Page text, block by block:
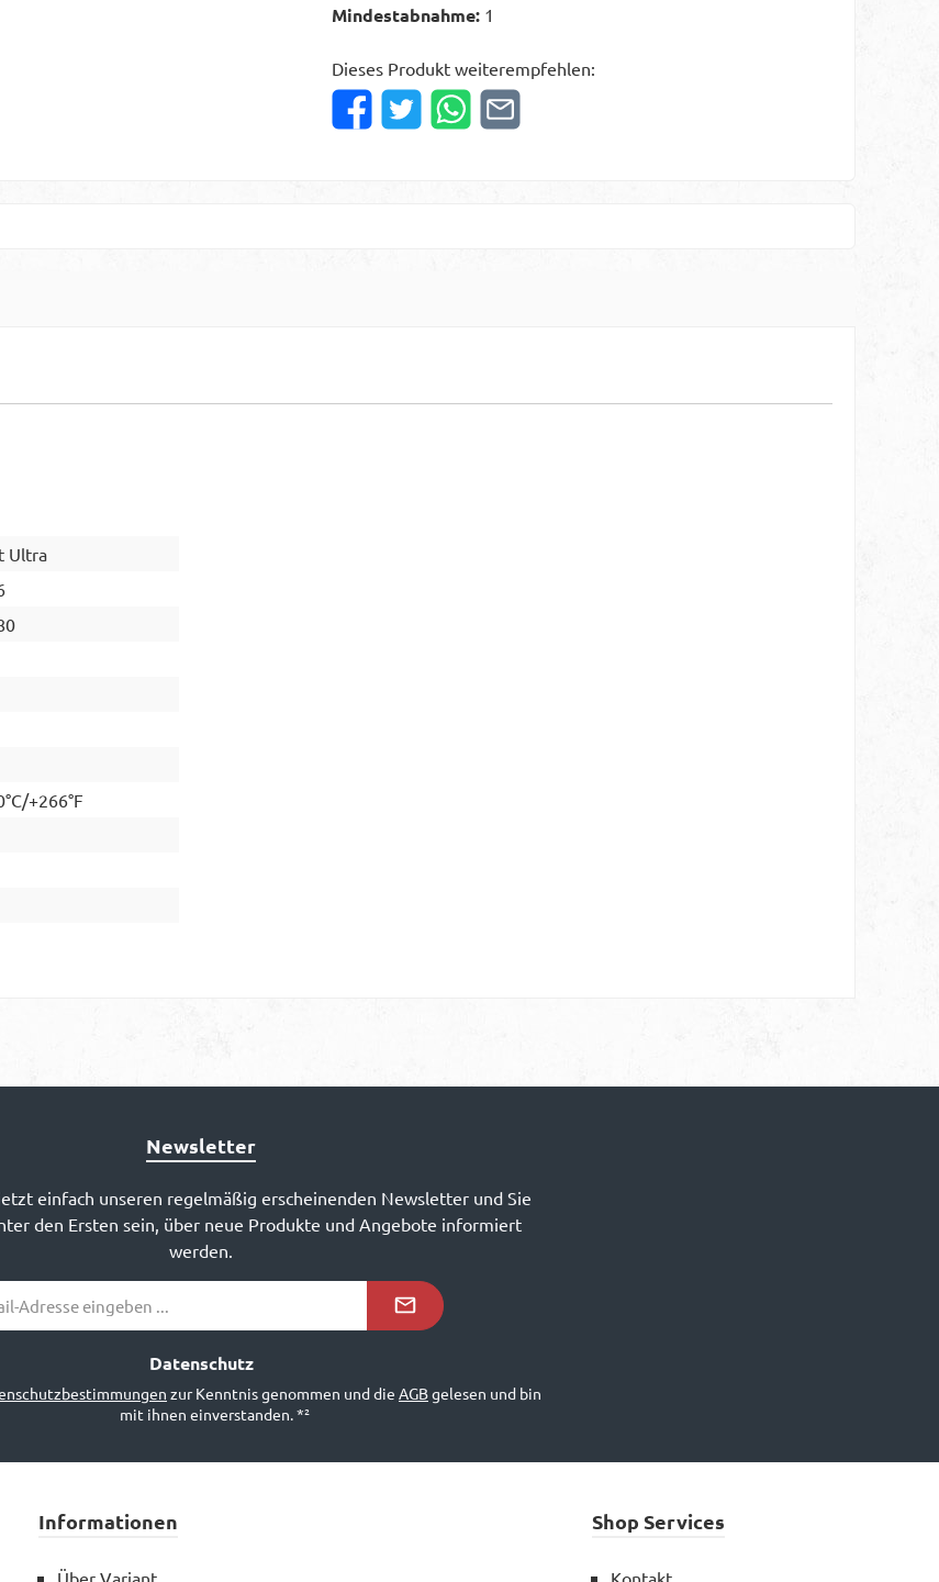
Mindestabnahme: 1
Dieses Produkt weiterempfehlen:
Ultra
+266°F
Newsletter
einfach unseren regelmäßig erscheinenden Newsletter und Sie
den Ersten sein, über neue Produkte und Angebote informiert
werden.
Datenschutz
zur Kenntnis genommen und die AGBgelesen und bin
mit ihnen einverstanden.*²
Informationen
Über Variant
Shop Services
Kontakt